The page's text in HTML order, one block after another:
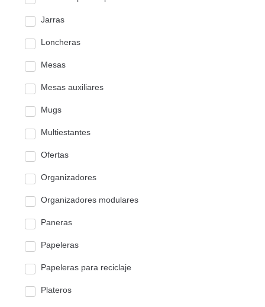
Jarras
Loncheras
Mesas
Mesas auxiliares
Mugs
Multiestantes
Ofertas
Organizadores
Organizadores modulares
Paneras
Papeleras
Papeleras para reciclaje
Plateros